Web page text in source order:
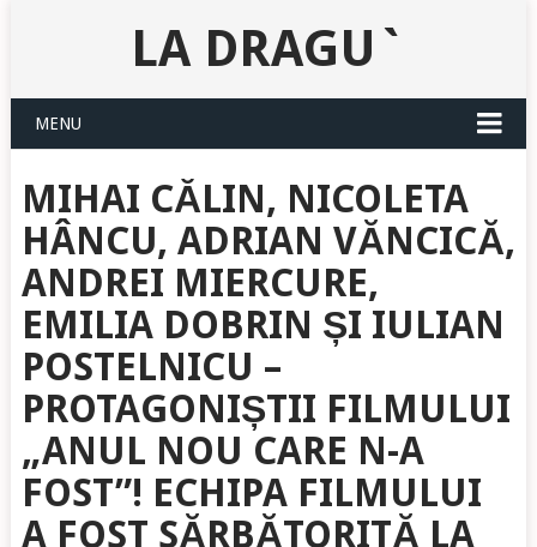
LA DRAGU`
MENU
MIHAI CĂLIN, NICOLETA
HÂNCU, ADRIAN VĂNCICĂ,
ANDREI MIERCURE,
EMILIA DOBRIN ȘI IULIAN
POSTELNICU –
PROTAGONIȘTII FILMULUI
„ANUL NOU CARE N-A
FOST”! ECHIPA FILMULUI
A FOST SĂRBĂTORITĂ LA